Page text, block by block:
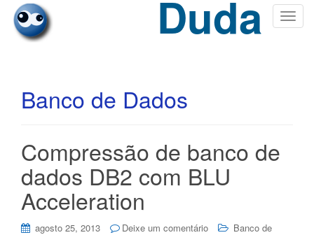
T
Duda
Banco de Dados
Compressão de banco de
dados DB2 com BLU
Acceleration
agosto 25, 2013 Deixe um comentário
Banco de